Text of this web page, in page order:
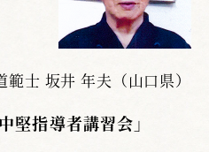
範士 坂井 年夫（山口県）
堅指導者講習会」